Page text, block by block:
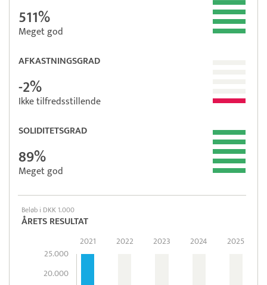
511%
Meget god
AFKASTNINGSGRAD
-2%
Ikke tilfredsstillende
SOLIDITETSGRAD
89%
Meget god
Beløb i DKK 1.000
ÅRETS RESULTAT
25.000
20.000
2021 2022 2023 2024 2025